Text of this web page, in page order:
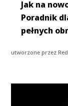
Jak na
Poradnik
pełnych
utworzone przez